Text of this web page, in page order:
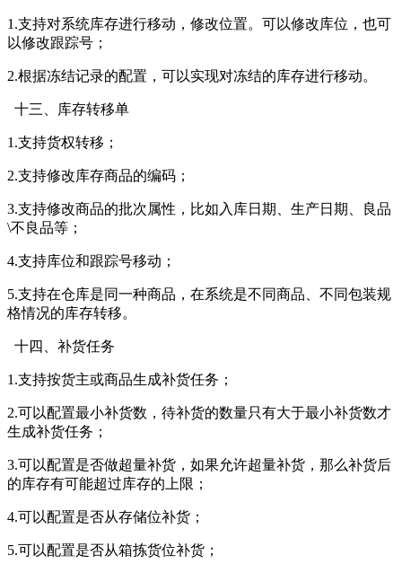
1.支持对系统库存进行移动，修改位置。可以修改库位，也可
以修改跟踪号；
2.根据冻结记录的配置，可以实现对冻结的库存进行移动。
十三、库存转移单
1.支持货权转移；
2.支持修改库存商品的编码；
3.支持修改商品的批次属性，比如入库日期、生产日期、良品
\不良品等；
4.支持库位和跟踪号移动；
5.支持在仓库是同一种商品，在系统是不同商品、不同包装规
格情况的库存转移。
十四、补货任务
1.支持按货主或商品生成补货任务；
2.可以配置最小补货数，待补货的数量只有大于最小补货数才
生成补货任务；
3.可以配置是否做超量补货，如果允许超量补货，那么补货后
的库存有可能超过库存的上限；
4.可以配置是否从存储位补货；
5.可以配置是否从箱拣货位补货；